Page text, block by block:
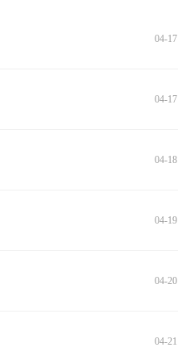
04-17
04-17
04-18
04-19
04-20
04-21